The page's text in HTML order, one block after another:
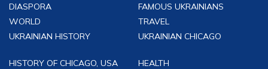
DIASPORA
WORLD
UKRAINIAN HISTORY
FAMOUS UKRAINIANS
TRAVEL
UKRAINIAN CHICAGO
HISTORY OF CHICAGO, USA
HEALTH